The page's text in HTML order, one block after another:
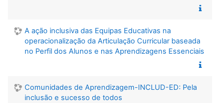
A ação inclusiva das Equipas Educativas na
operacionalização da Articulação Curricular baseada
no Perfil dos Alunos e nas Aprendizagens Essenciais
Comunidades de Aprendizagem-INCLUD-ED: Pela
inclusão e sucesso de todos